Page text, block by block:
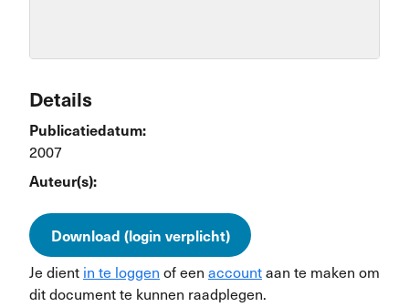
Details
Publicatiedatum:
2007
Auteur(s):
Download (login verplicht)
Je dient in te loggen of een accountaan te maken om
dit document te kunnen raadplegen.